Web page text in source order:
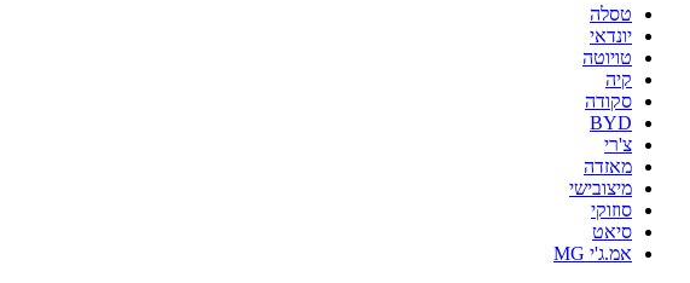
טסלה
יונדאי
טויוטה
קיה
סקודה
BYD
צ'רי
מאזדה
מיצובישי
סוזוקי
סיאט
אמ.ג'י MG